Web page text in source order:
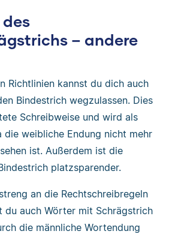
– andere
Richtlinien kannst du dich auch
Bindestrich wegzulassen. Dies
Schreibweise und wird als
die weibliche Endung nicht mehr
ist. Außerdem ist die
platzsparender.
an die Rechtschreibregeln
du auch Wörter mit Schrägstrich
die männliche Wortendung